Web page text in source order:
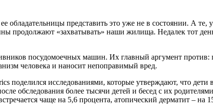
представить это уже не в состоянии. А те,
продолжают «захватывать» наши жилища. Недалек тот
посудомоечных машин. Их главный аргумент
человека и наносит непоправимый вред.
поделился исследованиями, которые утверждают, что
обследования более тысячи детей и бесед с их
чаще на 5,6 процента, атопический дерматит – на